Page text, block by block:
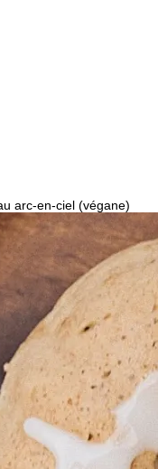
arc-en-ciel (végane)